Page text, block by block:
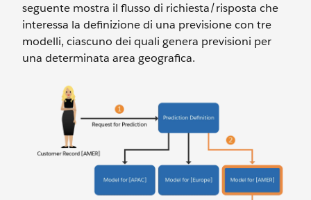
seguente mostra il flusso di richiesta/risposta che
interessa la definizione di una previsione con tre
modelli, ciascuno dei quali genera previsioni per
una determinata area geografica.